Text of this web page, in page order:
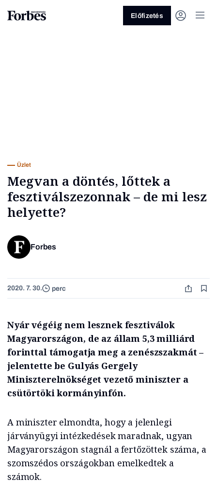
Előfizetés
Üzlet
Megvan a döntés, lőttek a
fesztiválszezonnak – de mi lesz
helyette?
Forbes
2020. 7. 30. perc
Nyár végéig nem lesznek fesztiválok
Magyarországon, de az állam 5,3 milliárd
forinttal támogatja meg a zenészszakmát –
jelentette be Gulyás Gergely
Miniszterelnökséget vezető miniszter a
csütörtöki kormányinfón.
A miniszter elmondta, hogy a jelenlegi
járványügyi intézkedések maradnak, ugyan
Magyarországon stagnál a fertőzöttek száma, a
szomszédos országokban emelkedtek a
számok.